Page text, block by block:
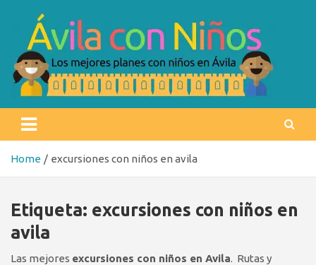
content
Ávila con niños
Home excursiones con niños en avila
Etiqueta: excursiones con niños en
avila
Las mejores excursiones con niños en Avila. Rutas y